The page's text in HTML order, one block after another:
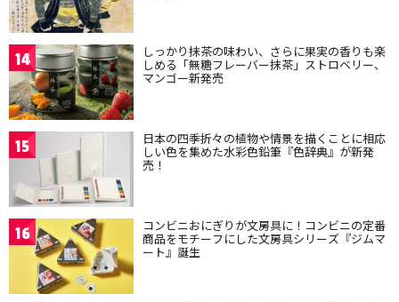
14 しっかり抹茶の味わい、さらに果実の香りも楽
しめる「無糖フレーバー抹茶」ストロベリー、
マンゴー新発売
15 日本の四季折々の植物や情景を描くことに相応
しい色を集めた水彩色鉛筆『色辞典』が新発
売！
16 コンビニおにぎりが文房具に！コンビニの定番
商品をモチーフにした文房具シリーズ『ジムマ
ート』誕生